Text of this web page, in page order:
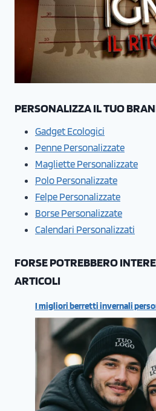
PERSONALIZZA IL TUO
Gadget Ecologici
Penne Personalizzate
Magliette Personalizzate
Polo Personalizzate
Felpe Personalizzate
Borse Personalizzate
Calendari Personalizzati
FORSE POTREBBERO
ARTICOLI
I migliori berretti invernali